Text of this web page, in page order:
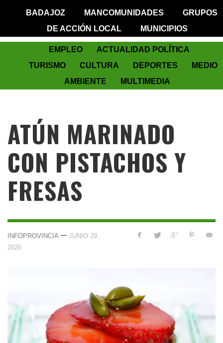
BADAJOZ
MANCOMUNIDADES
GRUPOS
DE ACCIÓN LOCAL
MUNICIPIOS
EMPLEO
ACTUALIDAD POLÍTICA
TURISMO
CULTURA DEPORTES
MEDIO
AMBIENTE
MULTIMEDIA
ATÚN MARINADO
CON PISTACHOS Y
FRESAS
INFOPROVINCIA — JUNIO 29,
2026